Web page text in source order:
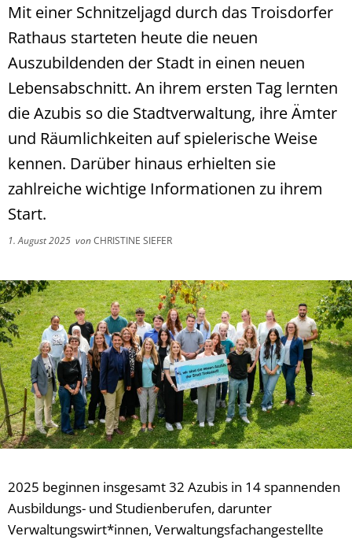
Mit einer Schnitzeljagd durch das Troisdorfer
Rathaus starteten heute die neuen
Auszubildenden der Stadt in einen neuen
Lebensabschnitt. An ihrem ersten Tag lernten
die Azubis so die Stadtverwaltung, ihre Ämter
und Räumlichkeiten auf spielerische Weise
kennen. Darüber hinaus erhielten sie
zahlreiche wichtige Informationen zu ihrem
Start.
1. August 2025 vonCHRISTINE SIEFER
2025 beginnen insgesamt 32 Azubis in 14 spannenden
Ausbildungs- und Studienberufen, darunter
Verwaltungswirt*innen, Verwaltungsfachangestellte